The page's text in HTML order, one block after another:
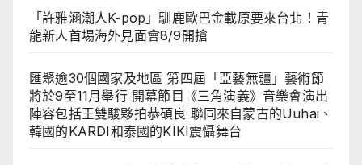
「許雅涵潮人K-pop」馴鹿歐巴金載原要來台北！青
龍新人首場海外見面會8/9開搶
匯聚逾30個國家及地區 第四屆「亞藝無疆」藝術節
將於9至11月舉行 開幕節目《三角演義》音樂會演出
陣容包括王雙駿夥拍恭碩良 聯同來自蒙古的Uuhai、
韓國的KARDI和泰國的KIKI震懾舞台